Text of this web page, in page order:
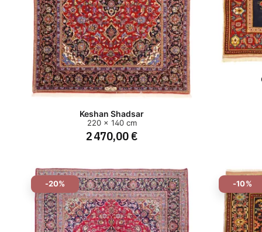
Keshan Shadsar
220 x 140 cm
2 470,00 €
-20% -10%